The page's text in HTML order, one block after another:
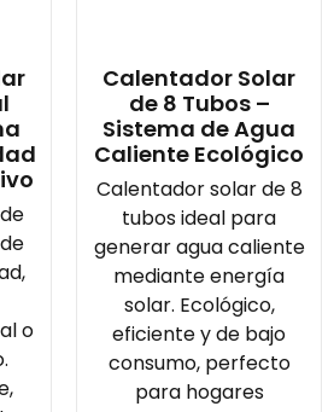
o
Calentador Solar
de 8 Tubos –
Sistema de Agua
Caliente Ecológico
Calentador solar de 8
tubos ideal para
generar agua caliente
mediante energía
solar. Ecológico,
eficiente y de bajo
consumo, perfecto
para hogares